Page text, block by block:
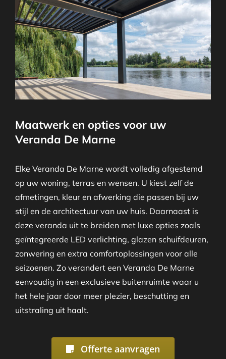
Maatwerk en opties voor uw
Veranda De Marne
Elke Veranda De Marne wordt volledig afgestemd
op uw woning, terras en wensen. U kiest zelf de
afmetingen, kleur en afwerking die passen bij uw
stijl en de architectuur van uw huis. Daarnaast is
deze veranda uit te breiden met luxe opties zoals
geïntegreerde LED verlichting, glazen schuifdeuren,
zonwering en extra comfortoplossingen voor alle
seizoenen. Zo verandert een Veranda De Marne
eenvoudig in een exclusieve buitenruimte waar u
het hele jaar door meer plezier, beschutting en
uitstraling uit haalt.
Offerte aanvragen